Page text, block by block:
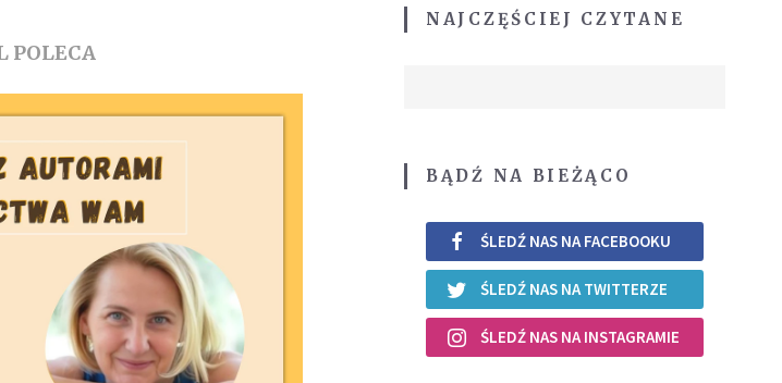
POLECA
NAJCZĘŚCIEJ CZYTANE
BĄDŹ NA BIEŻĄCO
ŚLEDŹ NAS NA FACEBOOKU
ŚLEDŹ NAS NA TWITTERZE
ŚLEDŹ NAS NA INSTAGRAMIE